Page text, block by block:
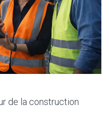
de la construction